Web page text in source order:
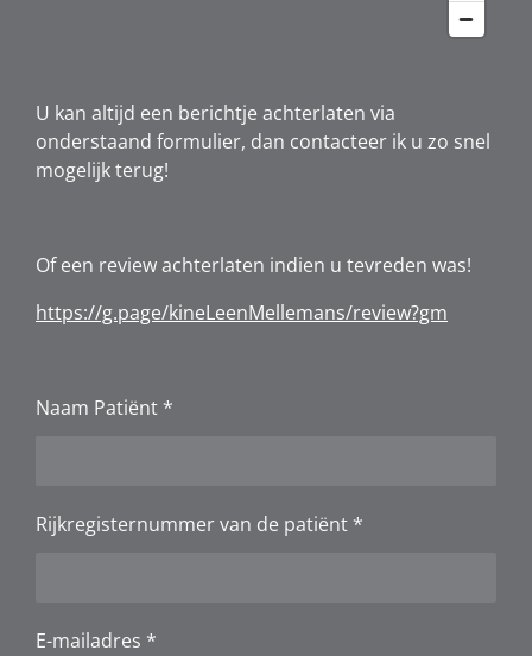
U kan altijd een berichtje achterlaten via
onderstaand formulier, dan contacteer ik u zo snel
mogelijk terug!
Of een review achterlaten indien u tevreden was!
https://g.page/kineLeenMellemans/review?gm
Naam Patiënt *
Rijkregisternummer van de patiënt *
E-mailadres *